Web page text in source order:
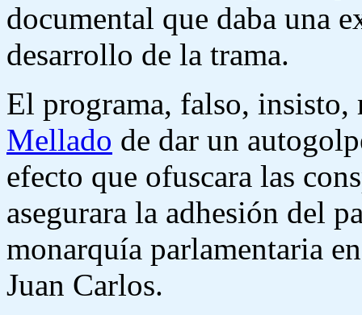
documental que daba una
desarrollo de la trama.
El programa, falso,
Mellado de dar un
efecto que ofuscara las
asegurara la adhesión del
monarquía parlamentaria
Juan Carlos.